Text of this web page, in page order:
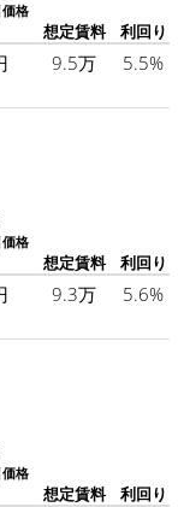
格
想定賃料 利回り
9.5万 5.5%
格
想定賃料 利回り
9.3万 5.6%
格
想定賃料 利回り